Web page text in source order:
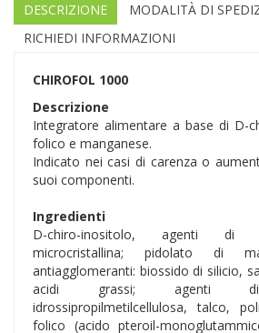
DESCRIZIONE
MODALITÀ DI
RICHIEDI INFORMAZIONI
CHIROFOL 1000
Descrizione
Integratore alimentare a base di D-
folico e manganese.
Indicato nei casi di carenza o
suoi componenti.
Ingredienti
D-chiro-inositolo, agenti di
microcristallina; pidolato di
antiagglomeranti: biossido di silicio,
acidi grassi; agenti di
idrossipropilmetilcellulosa, talco,
folico (acido pteroil-